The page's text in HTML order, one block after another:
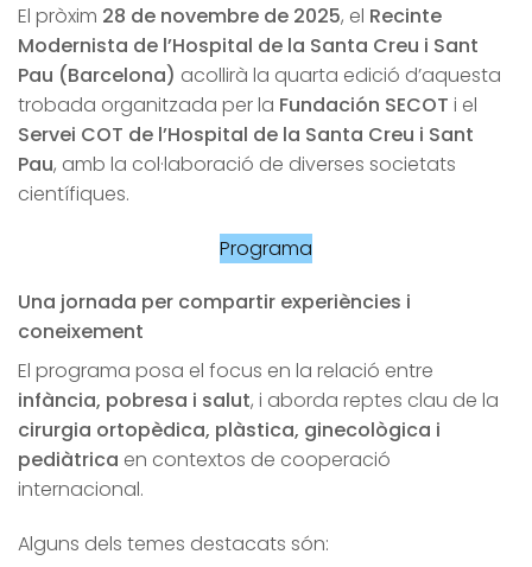
El pròxim 28 de novembre de 2025, el Recinte
Modernista de l’Hospital de la Santa Creu i Sant
Pau (Barcelona) acollirà la quarta edició d’aquesta
trobada organitzada per la Fundación SECOT i el
Servei COT de l’Hospital de la Santa Creu i Sant
Pau, amb la col·laboració de diverses societats
científiques.
Programa
Una jornada per compartir experiències i
coneixement
El programa posa el focus en la relació entre
infància, pobresa i salut, i aborda reptes clau de la
cirurgia ortopèdica, plàstica, ginecològica i
pediàtrica en contextos de cooperació
internacional.
Alguns dels temes destacats són: